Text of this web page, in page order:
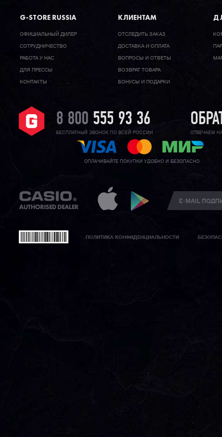
G-STORE RUSSIA
ОФИЦИАЛЬНЫЙ ДИЛЕР
CОТРУДНИЧЕСТВО
РАБОТА У НАС
ДЛЯ ПРЕССЫ
КОНТАКТЫ
КЛИЕНТАМ
ОТСЛЕДИТЬ ЗАКАЗ
ДОСТАВКА И ОПЛАТА
ВОПРОСЫ И ОТВЕТЫ
ВОЗВРАТ ТОВАРА
БОНУСЫ И ПОДАРКИ
8 800 555 93 36
БЕСПЛАТНЫЙ ЗВОНОК ПО ВСЕЙ РОССИИ ОТВЕЧАЕМ
ОПЛАЧИВАЙТЕ ПОКУПКИ УДОБНО И БЕЗОПАСНО
ПОЛИТИКА КОНФИДЕНЦИАЛЬНОСТИ